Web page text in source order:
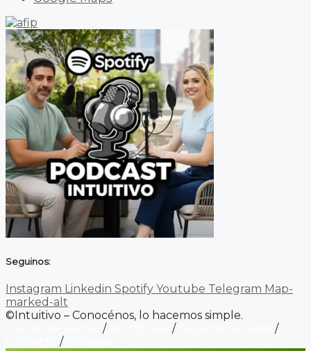
Seguinos:
Instagram Linkedin Spotify Youtube Telegram Map-
marked-alt
©Intuitivo – Conocénos, lo hacemos simple.
/ /
/
/